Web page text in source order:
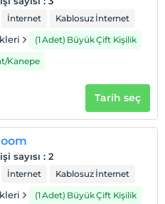
ücretsizdir.
kadar ücretsizdir
kadar ücretsizdir
İnternet Kablosuz İnternet
(1 Adet) Büyük Çift Kişilik
Kanepe
Tarih seç
sayısı : 2
İnternet Kablosuz İnternet
(1 Adet) Büyük Çift Kişilik